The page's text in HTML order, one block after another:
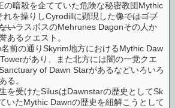
の暗殺を企てていた危険な秘密教団Mythic
れを操りしCyrodillに顕現した像ではゴブ
いラスボスのMehrunes Dagonその人か
あるクエスト。
前の通りSkyrim地方におけるMythic Daw
があり、また北方には闇の一党クエ
of Dawn Starがあるなどいろいろ
る。
を受けたSilusはDawnstarの歴史としてSk
いたMythic Dawnの歴史を紐解こうとして